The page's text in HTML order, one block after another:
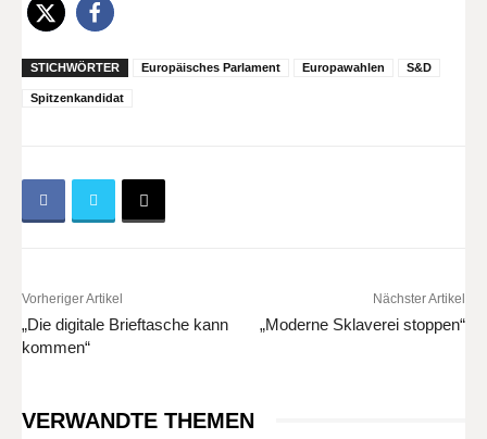
STICHWÖRTER Europäisches Parlament Europawahlen S&D
Spitzenkandidat
Vorheriger Artikel
„Die digitale Brieftasche kann
kommen“
Nächster Artikel
„Moderne Sklaverei stoppen“
VERWANDTE THEMEN